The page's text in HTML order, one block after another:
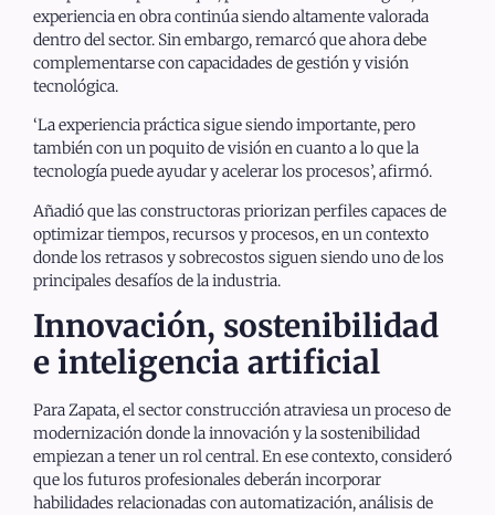
experiencia en obra continúa siendo altamente valorada
dentro del sector. Sin embargo, remarcó que ahora debe
complementarse con capacidades de gestión y visión
tecnológica.
‘La experiencia práctica sigue siendo importante, pero
también con un poquito de visión en cuanto a lo que la
tecnología puede ayudar y acelerar los procesos’, afirmó.
Añadió que las constructoras priorizan perfiles capaces de
optimizar tiempos, recursos y procesos, en un contexto
donde los retrasos y sobrecostos siguen siendo uno de los
principales desafíos de la industria.
Innovación, sostenibilidad
e inteligencia artificial
Para Zapata, el sector construcción atraviesa un proceso de
modernización donde la innovación y la sostenibilidad
empiezan a tener un rol central. En ese contexto, consideró
que los futuros profesionales deberán incorporar
habilidades relacionadas con automatización, análisis de